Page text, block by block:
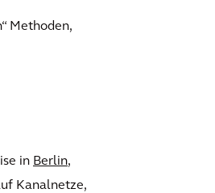
Methoden,
in Berlin,
Kanalnetze,